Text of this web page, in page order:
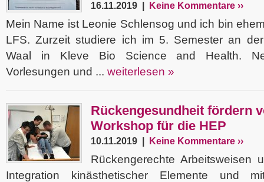
16.11.2019 | Keine Kommentare ››
Mein Name ist Leonie Schlensog und ich bin
LFS. Zurzeit studiere ich im 5. Semester an
Waal in Kleve Bio Science and Health.
Vorlesungen und ... weiterlesen »
Rückengesundheit fördern
Workshop für die HEP
10.11.2019 | Keine Kommentare ››
Rückengerechte Arbeitsweisen
Integration kinästhetischer Elemente und